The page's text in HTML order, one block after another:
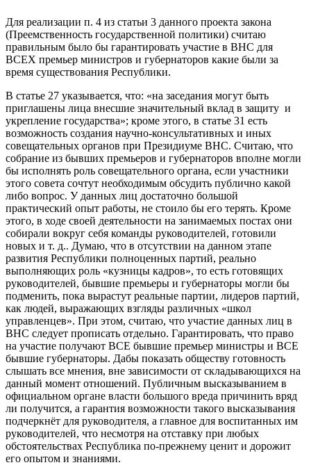
Для реализации п. 4 из статьи 3 данного проекта закона
(Преемственность государственной политики) считаю
правильным было бы гарантировать участие в ВНС для
ВСЕХ премьер министров и губернаторов какие были за
время существования Республики.
В статье 27 указывается, что: «на заседания могут быть
приглашены лица внесшие значительный вклад в защиту и
укрепление государства»; кроме этого, в статье 31 есть
возможность создания научно-консультативных и иных
совещательных органов при Президиуме ВНС. Считаю, что
собрание из бывших премьеров и губернаторов вполне могли
бы исполнять роль совещательного органа, если участники
этого совета сочтут необходимым обсудить публично какой
либо вопрос. У данных лиц достаточно большой
практический опыт работы, не стоило бы его терять. Кроме
этого, в ходе своей деятельности на занимаемых постах они
собирали вокруг себя команды руководителей, готовили
новых и т. д.. Думаю, что в отсутствии на данном этапе
развития Республики полноценных партий, реально
выполняющих роль «кузницы кадров», то есть готовящих
руководителей, бывшие премьеры и губернаторы могли бы
подменить, пока вырастут реальные партии, лидеров партий,
как людей, выражающих взгляды различных «школ
управленцев». При этом, считаю, что участие данных лиц в
ВНС следует прописать отдельно. Гарантировать, что право
на участие получают ВСЕ бывшие премьер министры и ВСЕ
бывшие губернаторы. Дабы показать обществу готовность
слышать все мнения, вне зависимости от складывающихся на
данный момент отношений. Публичным высказыванием в
официальном органе власти большого вреда причинить вряд
ли получится, а гарантия возможности такого высказывания
подчеркнёт для руководителя, а главное для воспитанных им
руководителей, что несмотря на отставку при любых
обстоятельствах Республика по-прежнему ценит и дорожит
его опытом и знаниями.